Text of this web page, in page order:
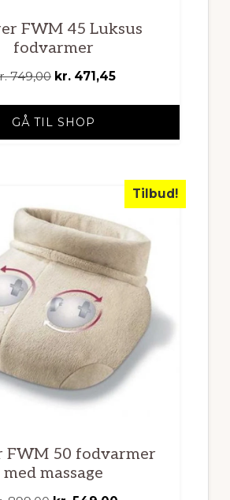
FWM 45 Luksus
fodvarmer
749,00 Den
pris
var:
kr. 471,45Den
er:
GÅ TIL SHOP
Tilbud!
FWM 50 fodvarmer
med massage